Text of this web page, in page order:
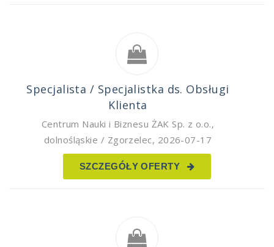
Specjalista / Specjalistka ds. Obsługi
Klienta
Centrum Nauki i Biznesu ŻAK Sp. z o.o.,
dolnośląskie / Zgorzelec, 2026-07-17
SZCZEGÓŁY OFERTY